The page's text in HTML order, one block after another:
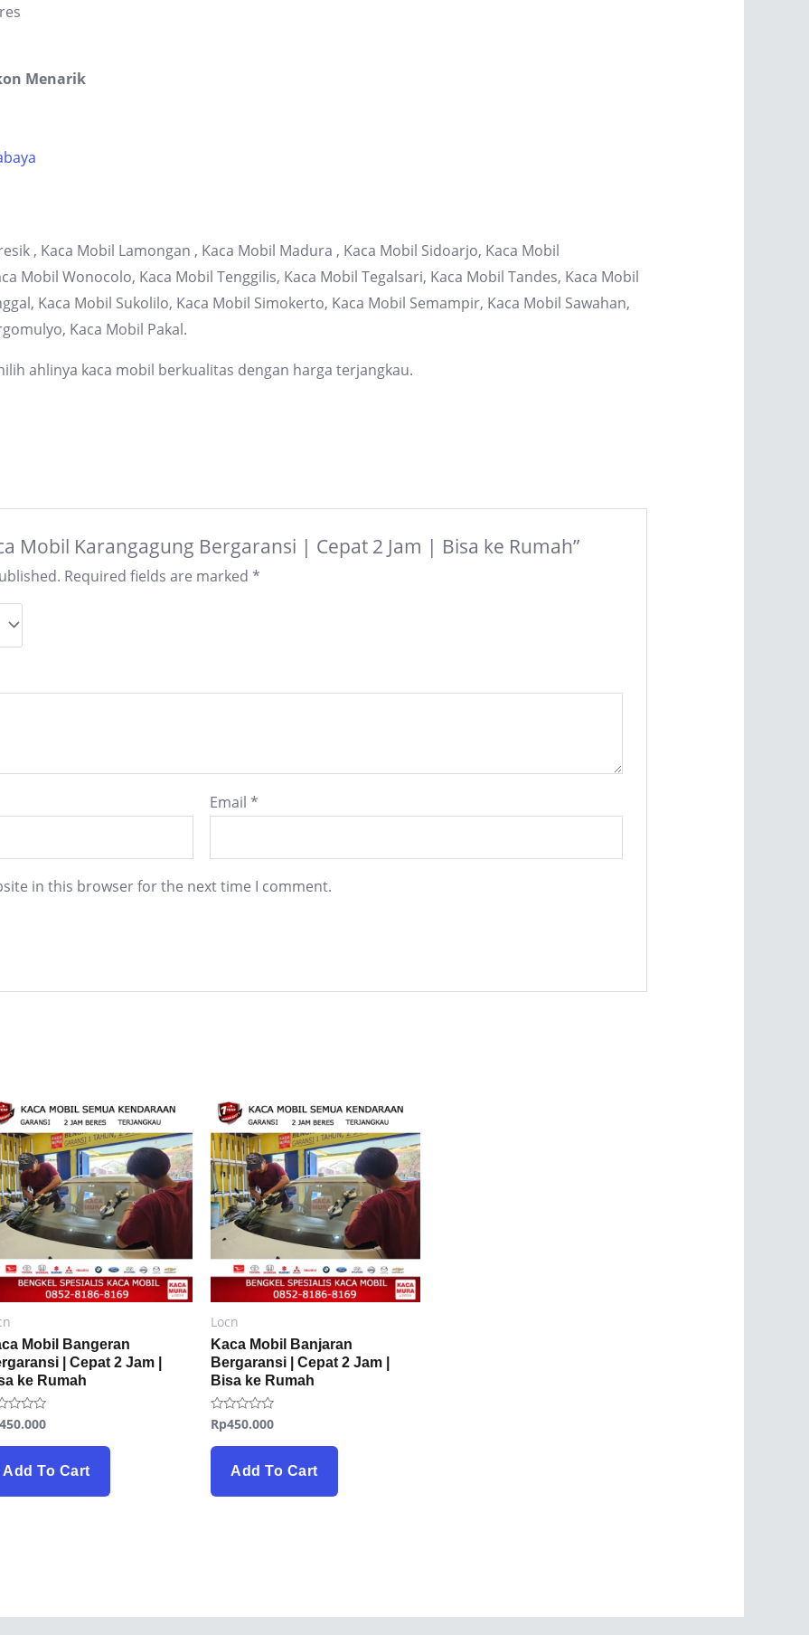
Menarik
, Kaca Mobil Lamongan , Kaca Mobil Madura , Kaca Mobil Sidoarjo, Kaca Mobil
Mobil Wonocolo, Kaca Mobil Tenggilis, Kaca Mobil Tegalsari, Kaca Mobil Tandes, Kaca Mobil
Kaca Mobil Sukolilo, Kaca Mobil Simokerto, Kaca Mobil Semampir, Kaca Mobil Sawahan,
Kaca Mobil Pakal.
ahlinya kaca mobil berkualitas dengan harga terjangkau.
Mobil Karangagung Bergaransi | Cepat 2 Jam | Bisa ke Rumah”
Required fields are marked *
Email *
in this browser for the next time I comment.
Mobil Bangeran
| Cepat 2 Jam |
ke Rumah
450.000
Add To Cart
Locn
Kaca Mobil Banjaran
Bergaransi | Cepat 2 Jam |
Bisa ke Rumah
Rated
0
out
Rp450.000
Add To Cart